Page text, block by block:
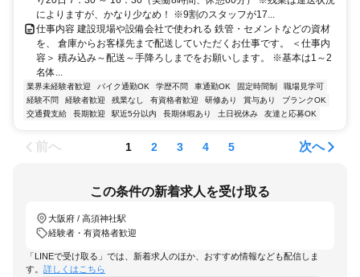
によりますが、かなり少なめ！ ※9割のスタッフが17...
仕事内容 建設現場や設備会社で使われる 鉄管・セメントなどの資材
を、 倉庫からお客様先まで配送していただくお仕事です。 ＜仕事内
容＞ 積み込み～配送～手降ろしまでをお願いします。 ※基本は1～2
名体...
業界未経験者歓迎 バイク通勤OK 学歴不問 車通勤OK 固定時間制
職場見学可
経験不問
経験者歓迎 残業なし 有資格者歓迎 研修あり 賞与あり
ブランクOK
交通費支給
長期歓迎 駅近5分以内 長期休暇あり 土日祝休み 友達と応募OK
前へ 1 2 3 4 5 次へ
この条件の新着求人を受け取る
大阪府 / 高須神社駅
経験者・有資格者歓迎
「LINEで受け取る」では、新着求人のほか、おすすめ情報なども配信しま
す。 詳しくはこちら